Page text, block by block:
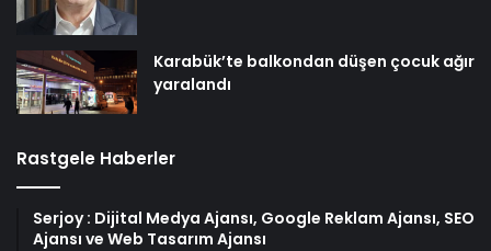
Karabük’te balkondan düşen çocuk ağır
yaralandı
Rastgele Haberler
Serjoy : Dijital Medya Ajansı, Google Reklam Ajansı, SEO
Ajansı ve Web Tasarım Ajansı